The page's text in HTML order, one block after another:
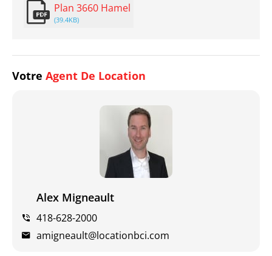
Plan 3660 Hamel
(39.4KB)
Votre Agent De Location
Alex Migneault
418-628-2000
amigneault@locationbci.com